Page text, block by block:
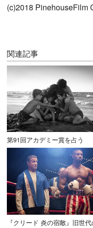
(c)2018 PinehouseFilm
関連記事
第91回アカデミー賞を占う
『クリード 炎の宿敵』旧世